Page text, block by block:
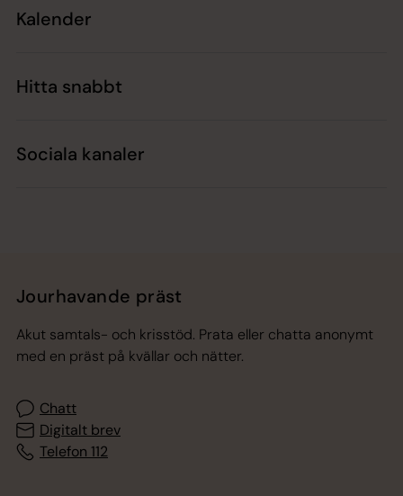
Kalender
Hitta snabbt
Sociala kanaler
Jourhavande präst
Akut samtals- och krisstöd. Prata eller chatta anonymt
med en präst på kvällar och nätter.
Chatt
Digitalt brev
Telefon 112